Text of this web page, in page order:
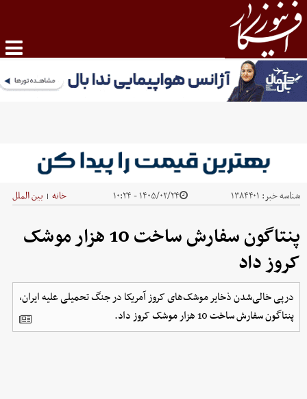
شناسه خبر: ۱۳۸۴۴۰۱ ۱۴۰۵/۰۲/۲۴ - ۱۰:۲۴ خانه | بین الملل
پنتاگون سفارش ساخت 10 هزار موشک
کروز داد
درپی خالی‌شدن ذخایر موشک‌های کروز آمریکا در جنگ تحمیلی علیه ایران،
پنتاگون سفارش ساخت 10 هزار موشک کروز داد.